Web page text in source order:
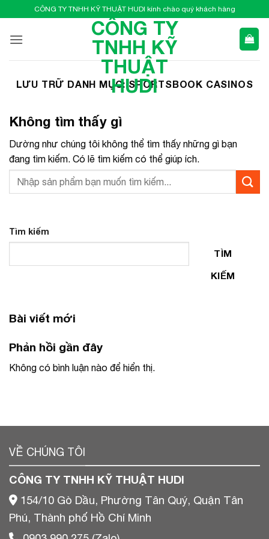
qua
nội
CÔNG TY TNHH KỸ THUẬT HUDI kính chào quý khách hàng
CÔNG TY
TNHH KỸ
THUẬT
HUDI
LƯU TRỮ DANH MỤC: SPORTSBOOK CASINOS
Không tìm thấy gì
Dường như chúng tôi không thể tìm thấy những gì bạn
đang tìm kiếm. Có lẽ tìm kiếm có thể giúp ích.
Tìm kiếm
TÌM
KIẾM
Bài viết mới
Phản hồi gần đây
Không có bình luận nào để hiển thị.
VỀ CHÚNG TÔI
CÔNG TY TNHH KỸ THUẬT HUDI
154/10 Gò Dầu, Phường Tân Quý, Quận Tân
Phú, Thành phố Hồ Chí Minh